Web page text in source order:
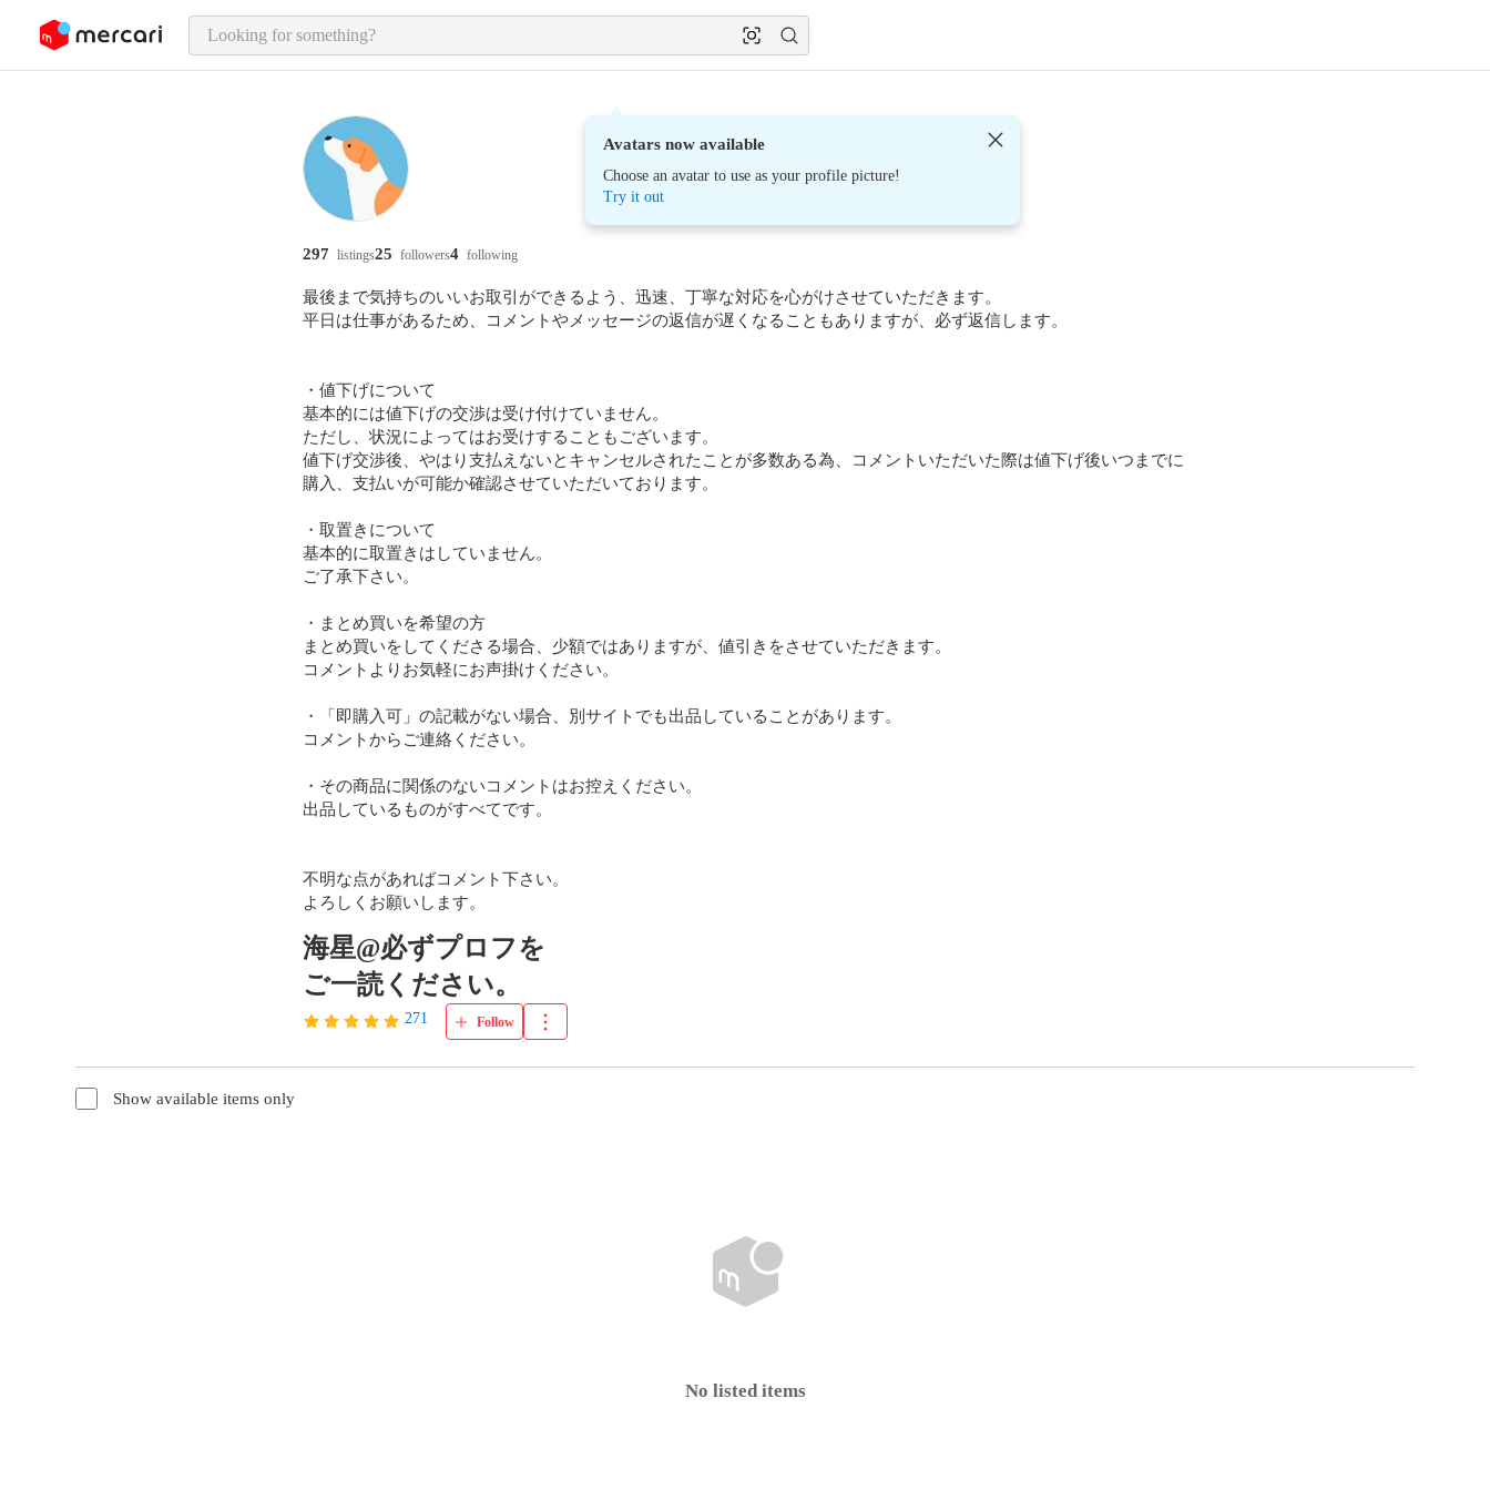
page content
Avatars now available
Choose an avatar to use as your profile picture!
Try it out
海星@必ずプロフを
ご一読ください。
271 Follow
297 listings25 followers4 following
最後まで気持ちのいいお取引ができるよう、迅速、丁寧な対応を心がけさせていただきます。
平日は仕事があるため、コメントやメッセージの返信が遅くなることもありますが、必ず返信します。
・値下げについて
基本的には値下げの交渉は受け付けていません。
ただし、状況によってはお受けすることもございます。
値下げ交渉後、やはり支払えないとキャンセルされたことが多数ある為、コメントいただいた際は値下げ後いつまでに
購入、支払いが可能か確認させていただいております。
・取置きについて
基本的に取置きはしていません。
ご了承下さい。
・まとめ買いを希望の方
まとめ買いをしてくださる場合、少額ではありますが、値引きをさせていただきます。
コメントよりお気軽にお声掛けください。
・「即購入可」の記載がない場合、別サイトでも出品していることがあります。
コメントからご連絡ください。
・その商品に関係のないコメントはお控えください。
出品しているものがすべてです。
不明な点があればコメント下さい。
よろしくお願いします。
Show available items only
No listed items